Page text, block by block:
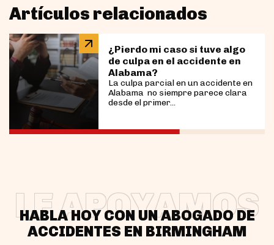
Artículos relacionados
¿Pierdo mi caso si tuve algo
de culpa en el accidente en
Alabama?
La culpa parcial en un accidente en
Alabama no siempre parece clara
desde el primer...
HABLA HOY CON UN ABOGADO DE
ACCIDENTES EN BIRMINGHAM
LE APOYAMOS